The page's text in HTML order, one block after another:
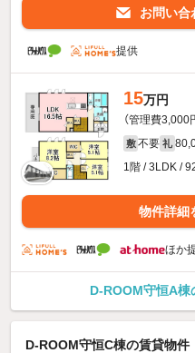
お問い合
提供
15万円
（管理費3,000
敷 不要 礼
1階 / 3LDK /
物件詳細
ほか
D-ROOM守恒A棟
D-ROOM守恒C棟の賃貸物件